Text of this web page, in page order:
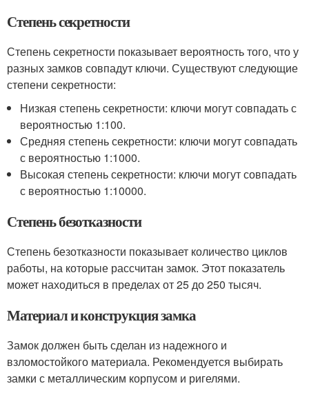
Степень секретности
Степень секретности показывает вероятность того, что у
разных замков совпадут ключи. Существуют следующие
степени секретности:
Низкая степень секретности: ключи могут совпадать с
вероятностью 1:100.
Средняя степень секретности: ключи могут совпадать
с вероятностью 1:1000.
Высокая степень секретности: ключи могут совпадать
с вероятностью 1:10000.
Степень безотказности
Степень безотказности показывает количество циклов
работы, на которые рассчитан замок. Этот показатель
может находиться в пределах от 25 до 250 тысяч.
Материал и конструкция замка
Замок должен быть сделан из надежного и
взломостойкого материала. Рекомендуется выбирать
замки с металлическим корпусом и ригелями.